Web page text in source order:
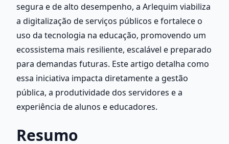
segura e de alto desempenho, a Arlequim viabiliza
a digitalização de serviços públicos e fortalece o
uso da tecnologia na educação, promovendo um
ecossistema mais resiliente, escalável e preparado
para demandas futuras. Este artigo detalha como
essa iniciativa impacta diretamente a gestão
pública, a produtividade dos servidores e a
experiência de alunos e educadores.
Resumo